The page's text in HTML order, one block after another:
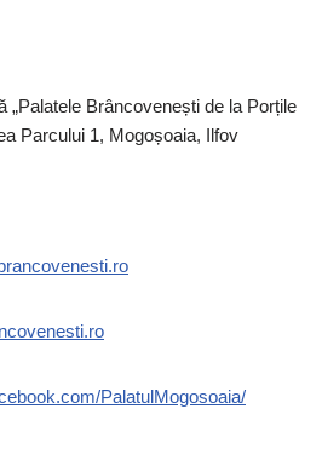
„Palatele Brâncovenești de la Porțile
Parcului 1, Mogoșoaia, Ilfov
PalatulMogosoaia/